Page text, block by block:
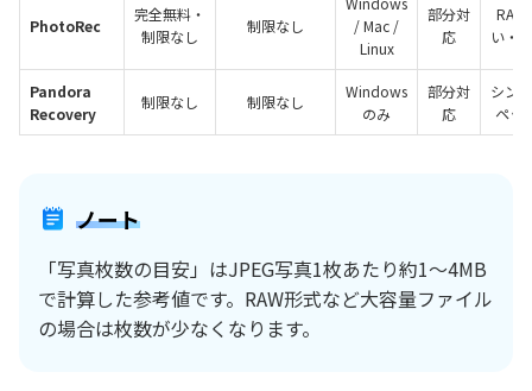
PhotoRec
完全無料・
制限なし
制限なし
/ Mac /
Linux
部分対
応
い・
Pandora
Recovery
制限なし 制限なし
Windows
のみ
部分対
応
シン
ペッ
ノート
「写真枚数の目安」はJPEG写真1枚あたり約1〜4MB
で計算した参考値です。RAW形式など大容量ファイル
の場合は枚数が少なくなります。